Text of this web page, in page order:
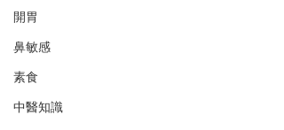
開胃
鼻敏感
素食
中醫知識